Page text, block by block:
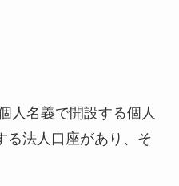
人名義で開設する個人
る法人口座があり、そ